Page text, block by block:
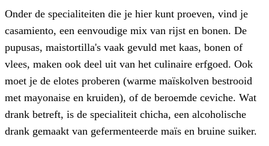
Onder de specialiteiten die je hier kunt proeven, vind je
casamiento, een eenvoudige mix van rijst en bonen. De
pupusas, maistortilla's vaak gevuld met kaas, bonen of
vlees, maken ook deel uit van het culinaire erfgoed. Ook
moet je de elotes proberen (warme maïskolven bestrooid
met mayonaise en kruiden), of de beroemde ceviche. Wat
drank betreft, is de specialiteit chicha, een alcoholische
drank gemaakt van gefermenteerde maïs en bruine suiker.